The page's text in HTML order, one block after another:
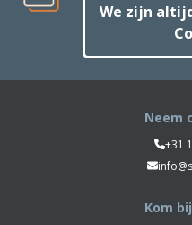
We zijn
Neem
+31
Kom